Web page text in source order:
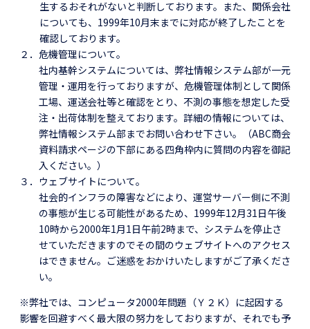
生するおそれがないと判断しております。また、関係会社
についても、1999年10月末までに対応が終了したことを
確認しております。
２．危機管理について。
社内基幹システムについては、弊社情報システム部が一元
管理・運用を行っておりますが、危機管理体制として関係
工場、運送会社等と確認をとり、不測の事態を想定した受
注・出荷体制を整えております。詳細の情報については、
弊社情報システム部までお問い合わせ下さい。（ABC商会
資料請求ページの下部にある四角枠内に質問の内容を御記
入ください。）
３．ウェブサイトについて。
社会的インフラの障害などにより、運営サーバー側に不測
の事態が生じる可能性があるため、1999年12月31日午後
10時から2000年1月1日午前2時まで、システムを停止さ
せていただきますのでその間のウェブサイトへのアクセス
はできません。ご迷惑をおかけいたしますがご了承くださ
い。
※弊社では、コンピュータ2000年問題（Ｙ２Ｋ）に起因する
影響を回避すべく最大限の努力をしておりますが、それでも予